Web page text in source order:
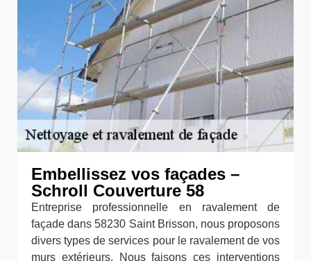
Embellissez vos façades –
Schroll Couverture 58
Entreprise professionnelle en ravalement de
façade dans 58230 Saint Brisson, nous proposons
divers types de services pour le ravalement de vos
murs extérieurs. Nous faisons ces interventions